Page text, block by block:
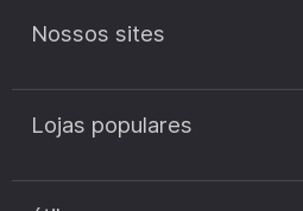
Nossos sites
discount.pt
discount.sk
Lojas populares
Cupão de desconto Zooplus